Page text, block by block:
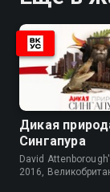
Дикая
Сингапура
David
2016,